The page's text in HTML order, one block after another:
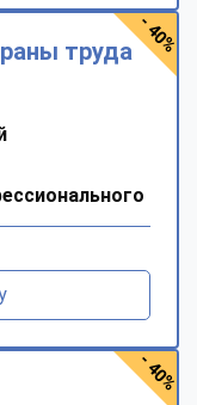
труда- 40%
- 40%